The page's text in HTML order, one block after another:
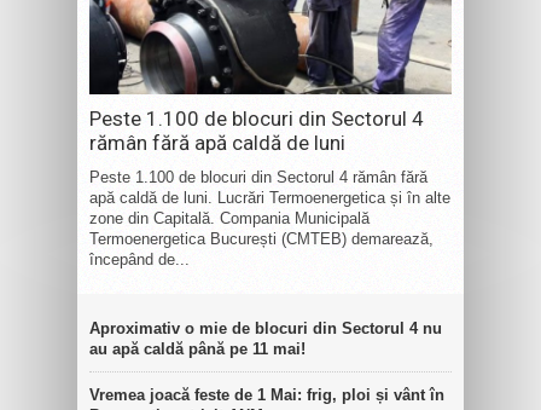
Peste 1.100 de blocuri din Sectorul 4
rămân fără apă caldă de luni
Peste 1.100 de blocuri din Sectorul 4 rămân fără
apă caldă de luni. Lucrări Termoenergetica și în alte
zone din Capitală. Compania Municipală
Termoenergetica București (CMTEB) demarează,
începând de...
Aproximativ o mie de blocuri din Sectorul 4 nu
au apă caldă până pe 11 mai!
Vremea joacă feste de 1 Mai: frig, ploi și vânt în